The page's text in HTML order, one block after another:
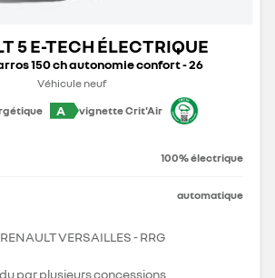
5 E-TECH ÉLECTRIQUE
150 ch autonomie confort - 26
Véhicule neuf
A vignette Crit'Air
100% électrique
automatique
RENAULT VERSAILLES - RRG
par plusieurs concessions